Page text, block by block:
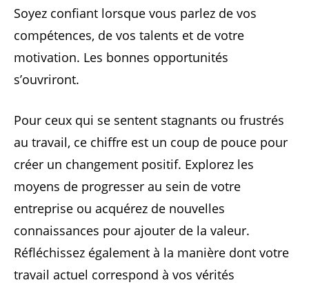
Soyez confiant lorsque vous parlez de vos
compétences, de vos talents et de votre
motivation. Les bonnes opportunités
s’ouvriront.
Pour ceux qui se sentent stagnants ou frustrés
au travail, ce chiffre est un coup de pouce pour
créer un changement positif. Explorez les
moyens de progresser au sein de votre
entreprise ou acquérez de nouvelles
connaissances pour ajouter de la valeur.
Réfléchissez également à la manière dont votre
travail actuel correspond à vos vérités